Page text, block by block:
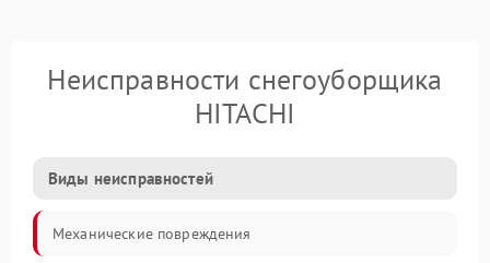
Неисправности снегоуборщика
HITACHI
Виды неисправностей
Механические повреждения